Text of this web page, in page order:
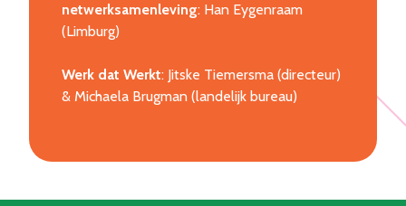
netwerksamenleving: Han Eygenraam
(Limburg)
Werk dat Werkt: Jitske Tiemersma (directeur)
& Michaela Brugman (landelijk bureau)